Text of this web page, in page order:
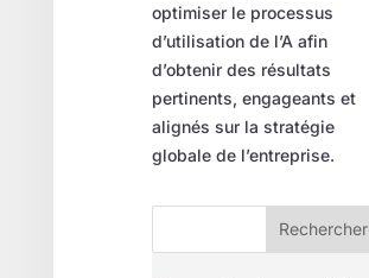
optimiser le processus
d’utilisation de l’A afin
d’obtenir des résultats
pertinents, engageants et
alignés sur la stratégie
globale de l’entreprise.
Rechercher